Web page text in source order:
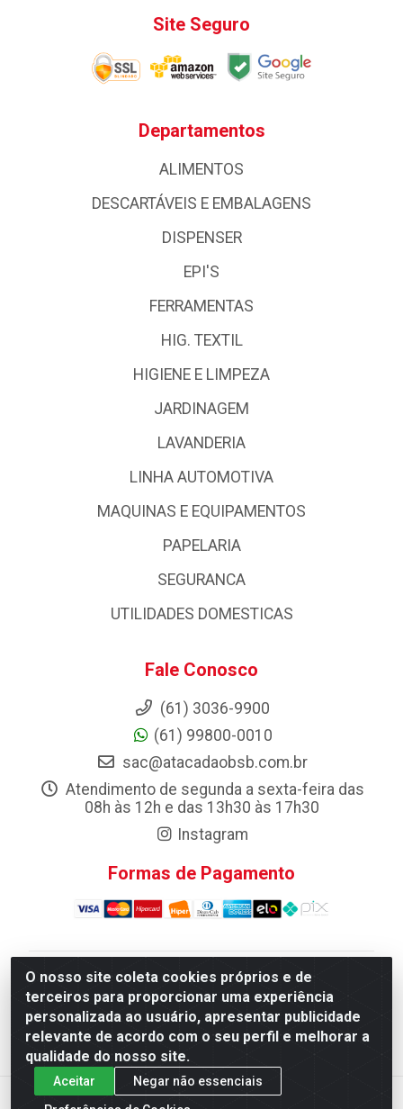
O nosso site coleta cookies próprios e de
terceiros para proporcionar uma experiência
personalizada ao usuário, apresentar publicidade
relevante de acordo com o seu perfil e melhorar a
qualidade do nosso site.
Aceitar
Negar não essenciais
Site Seguro
Departamentos
ALIMENTOS
DESCARTÁVEIS E EMBALAGENS
DISPENSER
EPI'S
FERRAMENTAS
HIG. TEXTIL
HIGIENE E LIMPEZA
JARDINAGEM
LAVANDERIA
LINHA AUTOMOTIVA
MAQUINAS E EQUIPAMENTOS
PAPELARIA
SEGURANCA
UTILIDADES DOMESTICAS
Fale Conosco
(61) 3036-9900
(61) 99800-0010
sac@atacadaobsb.com.br
Atendimento de segunda a sexta-feira das
08h às 12h e das 13h30 às 17h30
Instagram
Formas de Pagamento
Atacadao da Limpeza F. Pereira Queiroz Comercio e
Distribuicao LTDA - Quadra Qi 10 Lotes 39 e, 41 - Setor
Industrial (Taguatinga), Brasília/DF - CEP 72.135-100 -
CNPJ 13.184.675/0001-80